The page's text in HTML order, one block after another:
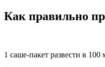
Как правильно
1 саше-пакет развести в